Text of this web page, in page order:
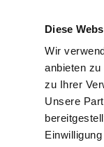
Diese
Wir
anbieten
zu Ihrer
Unsere
Mitgliedschaft